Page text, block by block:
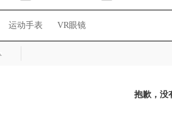
运动手表 VR眼镜
抱歉，没